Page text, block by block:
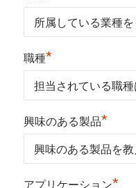
職種*
興味のある製品*
アプリケーション*